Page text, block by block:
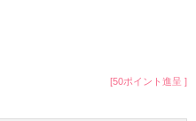
[50ポイント進呈 ]